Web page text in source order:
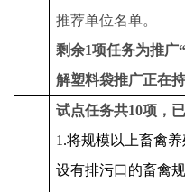
推荐单位名单。
剩余1项任务为推广
解塑料袋推广正在
试点任务共10项 ，
1.将规模以上畜禽
设有排污口的畜禽